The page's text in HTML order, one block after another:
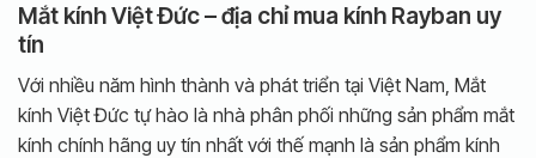
Mắt kính Việt Đức – địa chỉ mua kính Rayban uy
tín
Với nhiều năm hình thành và phát triển tại Việt Nam, Mắt
kính Việt Đức tự hào là nhà phân phối những sản phẩm mắt
kính chính hãng uy tín nhất với thế mạnh là sản phẩm kính